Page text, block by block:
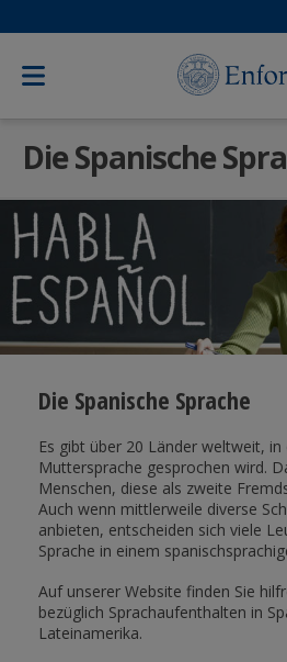
Die Spanische
Die Spanische Sprache
Es gibt über 20 Länder weltweit, in
Muttersprache gesprochen wird.
Menschen, diese als zweite
Auch wenn mittlerweile diverse
anbieten, entscheiden sich viele
Sprache in einem
Auf unserer Website finden Sie
bezüglich Sprachaufenthalten in
Lateinamerika.